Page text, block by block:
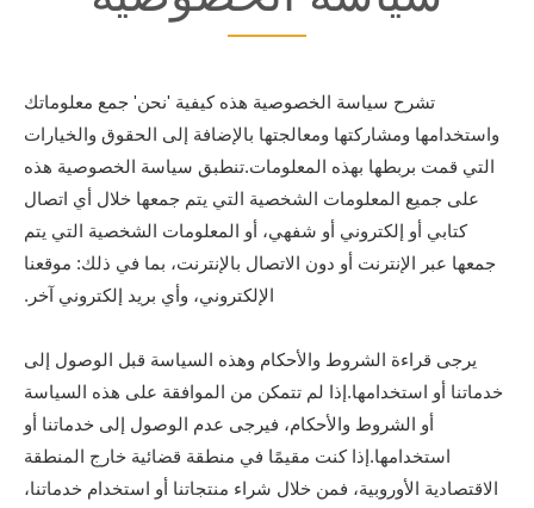
تشرح سياسة الخصوصية هذه كيفية 'نحن' جمع معلوماتك
واستخدامها ومشاركتها ومعالجتها بالإضافة إلى الحقوق والخيارات
التي قمت بربطها بهذه المعلومات.تنطبق سياسة الخصوصية هذه
على جميع المعلومات الشخصية التي يتم جمعها خلال أي اتصال
كتابي أو إلكتروني أو شفهي، أو المعلومات الشخصية التي يتم
جمعها عبر الإنترنت أو دون الاتصال بالإنترنت، بما في ذلك: موقعنا
الإلكتروني، وأي بريد إلكتروني آخر.
يرجى قراءة الشروط والأحكام وهذه السياسة قبل الوصول إلى
خدماتنا أو استخدامها.إذا لم تتمكن من الموافقة على هذه السياسة
أو الشروط والأحكام، فيرجى عدم الوصول إلى خدماتنا أو
استخدامها.إذا كنت مقيمًا في منطقة قضائية خارج المنطقة
الاقتصادية الأوروبية، فمن خلال شراء منتجاتنا أو استخدام خدماتنا،